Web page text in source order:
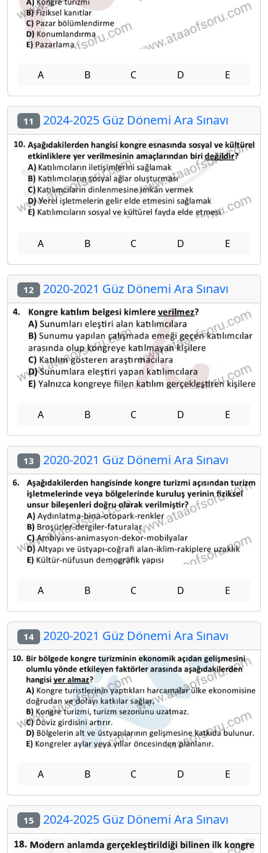
A B C D E
11 2024-2025 Güz Dönemi Ara Sınavı
A B C D E
12 2020-2021 Güz Dönemi Ara Sınavı
A B C D E
13 2020-2021 Güz Dönemi Ara Sınavı
A B C D E
14 2020-2021 Güz Dönemi Ara Sınavı
A B C D E
15 2024-2025 Güz Dönemi Ara Sınavı